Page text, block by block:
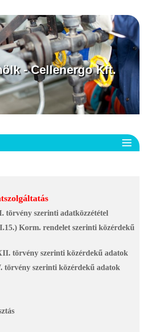
- Cellenergo Kft.
törvény szerinti adatközzététel
Korm. rendelet szerinti közérdekű
törvény szerinti közérdekű adatok
törvény szerinti közérdekű adatok